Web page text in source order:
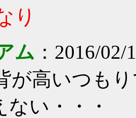
り
ム ： 2016/02/
が高いつも
ない・・・